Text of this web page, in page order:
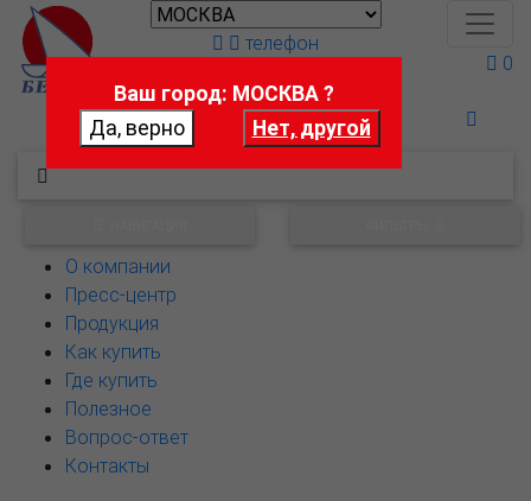
Поможем выбрать
телефон
0
О компании
Пресс-центр
Продукция
Как купить
Где купить
Полезное
Вопрос-ответ
Контакты
Ваш город: МОСКВА ?